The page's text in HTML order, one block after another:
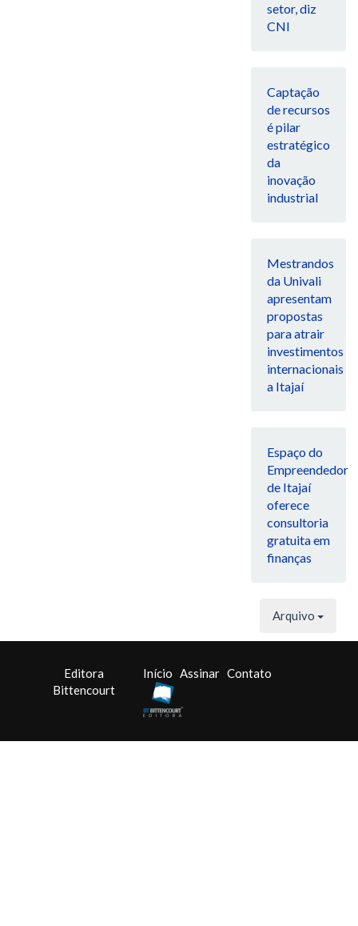
setor, diz
CNI
Captação
de recursos
é pilar
estratégico
da
inovação
industrial
Mestrandos
da Univali
apresentam
propostas
para atrair
investimentos
internacionais
a Itajaí
Espaço do
Empreendedor
de Itajaí
oferece
consultoria
gratuita em
finanças
Arquivo
Editora
Bittencourt
Início Assinar Contato